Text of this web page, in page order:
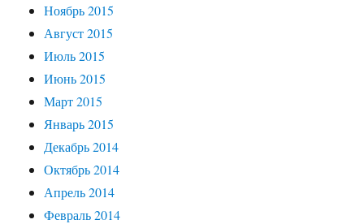
Ноябрь 2015
Август 2015
Июль 2015
Июнь 2015
Март 2015
Январь 2015
Декабрь 2014
Октябрь 2014
Апрель 2014
Февраль 2014